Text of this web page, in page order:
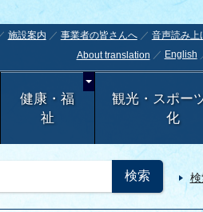
施設案内 事業者の皆さんへ 音声読み上
About translation
English
健康・福
祉
観光・スポー
化